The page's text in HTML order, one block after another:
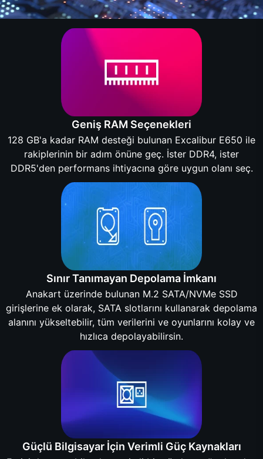
Geniş RAM Seçenekleri
128 GB'a kadar RAM desteği bulunan Excalibur E650 ile
rakiplerinin bir adım önüne geç. İster DDR4, ister
DDR5'den performans ihtiyacına göre uygun olanı seç.
Sınır Tanımayan Depolama İmkanı
Anakart üzerinde bulunan M.2 SATA/NVMe SSD
girişlerine ek olarak, SATA slotlarını kullanarak depolama
alanını yükseltebilir, tüm verilerini ve oyunlarını kolay ve
hızlıca depolayabilirsin.
Güçlü Bilgisayar İçin Verimli Güç Kaynakları